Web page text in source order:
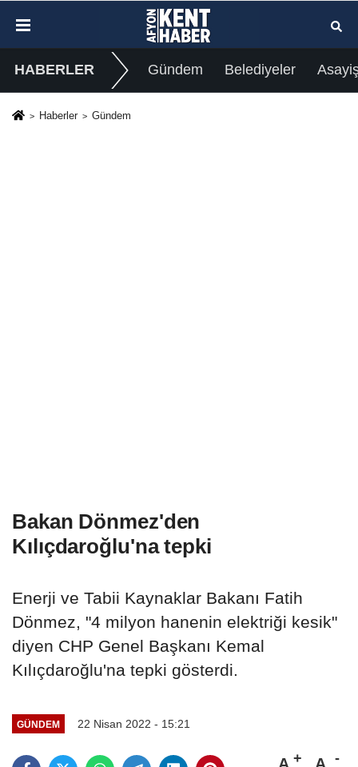
HABERLER Gündem Belediyeler
Haberler Gündem
Bakan Dönmez'den
Kılıçdaroğlu'na tepki
Enerji ve Tabii Kaynaklar Bakanı Fatih
Dönmez, "4 milyon hanenin elektriği kesik"
diyen CHP Genel Başkanı Kemal
Kılıçdaroğlu'na tepki gösterdi.
GÜNDEM 22 Nisan 2022 - 15:21